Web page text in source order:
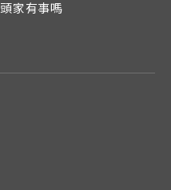
頭家有事嗎